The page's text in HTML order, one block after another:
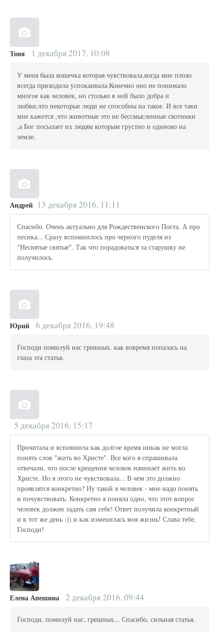
Тоня 1 декабря 2017, 10:08
У меня была кошечка которая чувствовала,когда мне плохо
всегда приходила успокаивала.Конечно оно не понимало
многое как человек, но столько в ней было добра и
любви,что некоторые люди не способны на такое. И все таки
мне кажется ,что животные это не бессмысленные скотинки
,а Бог посылает их людям которым грустно и одиноко на
земле.
Андрей 13 декабря 2016, 11:11
Спасибо. Очень актуально для Рождественского Поста. А про
песика... Сразу вспомнилось про черного пуделя из
"Несвятые святые". Так что порадоваться за старушку не
получилось.
Юрий 6 декабря 2016, 19:48
Господи помилуй нас грешных. как вовремя попалась на
глаза эта статья.
5 декабря 2016, 15:17
Прочитала и вспомнила как долгое время никак не могла
понять слов "жить во Христе". Все кого я спрашивала
отвечали, что после крещения человек начинает жить во
Христе. Но я этого не чувствовала... В чем это должно
проявлятся конкретно? Ну такой я человек - мне надо понять
и почувствовать. Конкретно я поняла одно, что этот вопрос
человек должен задать сам себе! Ответ получила конкретный
и в тот же день :)) и как изменилась моя жизнь! Слава тебе,
Господи!
Елена Апешина 2 декабря 2016, 09:44
Господи, помилуй нас, грешных... Спасибо, сильная статья.